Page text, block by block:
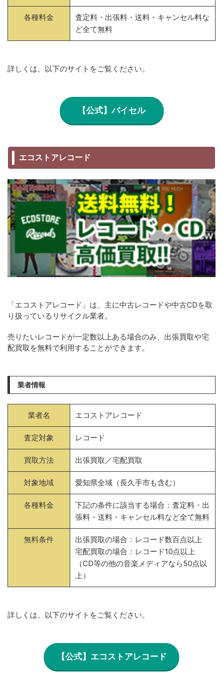
各種料金
査定料・出張料・送料・キャンセル料な
ど全て無料
詳しくは、以下のサイトをご覧ください。
【公式】バイセル
エコストアレコード
「エコストアレコード」は、主に中古レコードや中古CDを取
り扱っているリサイクル業者。
売りたいレコードが一定数以上ある場合のみ、出張買取や宅
配買取を無料で利用することができます。
業者情報
業者名 エコストアレコード
査定対象 レコード
買取方法 出張買取／宅配買取
対象地域 愛知県全域（長久手市も含む）
各種料金
下記の条件に該当する場合：査定料・出
張料・送料・キャンセル料など全て無料
無料条件
出張買取の場合：レコード数百点以上
宅配買取の場合：レコード10点以上
（CD等の他の音楽メディアなら50点以
上）
詳しくは、以下のサイトをご覧ください。
【公式】エコストアレコード